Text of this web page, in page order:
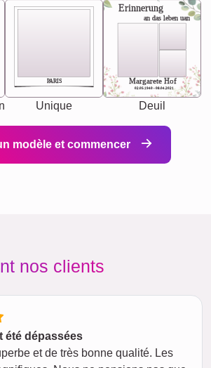
PARIS
Unique
Erinnerung
an das leben uan
Margarete Hof
02.05.1940 - 08.04.2021
Deuil
modèle et commencer
nos clients
été dépassées
et de très bonne qualité. Les